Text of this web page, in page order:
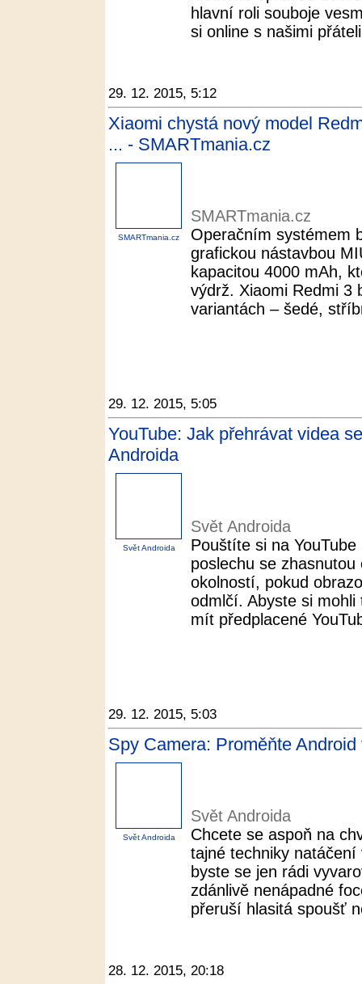
hlavní roli souboje
si online s našimi
29. 12. 2015, 5:12
Xiaomi chystá nový model
... - SMARTmania.cz
SMARTmania.cz
SMARTmania.cz
Operačním systémem
grafickou nástavbou
kapacitou 4000 mAh,
výdrž. Xiaomi Redmi 3
variantách – šedé,
29. 12. 2015, 5:05
YouTube: Jak přehrávat videa
Androida
Svět Androida
Svět Androida
Pouštíte si na
poslechu se
okolností, pokud
odmlčí. Abyste si
mít předplacené
29. 12. 2015, 5:03
Spy Camera: Proměňte
Svět Androida
Svět Androida
Chcete se aspoň na
tajné techniky
byste se jen rádi
zdánlivě nenápadné
přeruší hlasitá spoušť
28. 12. 2015, 20:18